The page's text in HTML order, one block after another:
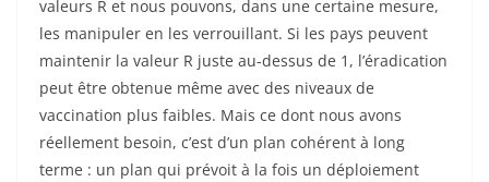
valeurs R et nous pouvons, dans une certaine mesure,
les manipuler en les verrouillant. Si les pays peuvent
maintenir la valeur R juste au-dessus de 1, l’éradication
peut être obtenue même avec des niveaux de
vaccination plus faibles. Mais ce dont nous avons
réellement besoin, c’est d’un plan cohérent à long
terme : un plan qui prévoit à la fois un déploiement